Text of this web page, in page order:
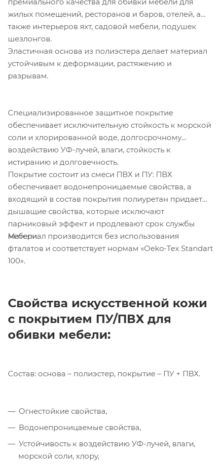
жилых помещений, ресторанов и баров, отелей, а
также интерьеров яхт, садовой мебели, подушек
шезлонгов.
Эластичная основа из полиэстера делает материал
устойчивым к деформации, растяжению и
разрывам.
Специализированное защитное покрытие
обеспечивает исключительную стойкость к морской
соли и хлорированной воде, долгосрочному
воздействию УФ-лучей, влаги, стойкость к
истиранию и долговечность.
Покрытие состоит из смеси ПВХ и ПУ: ПВХ
обеспечивает водонепроницаемые свойства, а
входящий в состав покрытия полиуретан придает
дышащие свойства, которые исключают
парниковый эффект и продлевают срок службы
мебели.
Материал производится без использования
фталатов и соответствует нормам «Oeko-Tex Standart
100».
Свойства искусственной кожи
с покрытием ПУ/ПВХ для
обивки мебели:
Состав: основа – полиэстер, покрытие – ПУ + ПВХ.
Огнестойкие свойства,
Водонепроницаемые свойства,
Устойчивость к воздействию УФ-лучей, влаги,
морской соли, хлору,
Компания «Торговый Дом Технический
Текстиль» использует cookie-файлы и
обрабатывает персональные данные с
использованием Яндекс Метрики. Это
улучшает работу сайта и